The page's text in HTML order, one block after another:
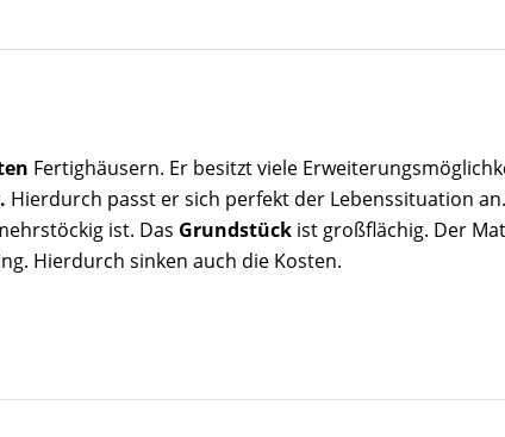
Fertighäusern. Er besitzt viele
Hierdurch passt er sich perfekt der Lebenssituation
ist. Das Grundstück ist großflächig. Der
Hierdurch sinken auch die Kosten.